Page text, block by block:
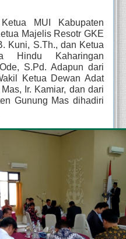
MUI Kabupaten
Majelis Resotr GKE
Kuni, S.Th., dan Ketua
Hindu Kaharingan
S.Pd. Adapun dari
Ketua Dewan Adat
Ir. Kamiar, dan dari
Gunung Mas dihadiri